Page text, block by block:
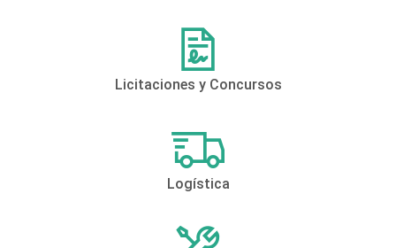
Licitaciones y Concursos
Logística